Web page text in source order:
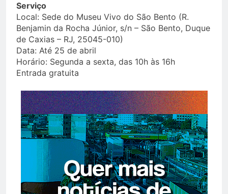
Serviço
Local: Sede do Museu Vivo do São Bento (R.
Benjamin da Rocha Júnior, s/n – São Bento, Duque
de Caxias – RJ, 25045-010)
Data: Até 25 de abril
Horário: Segunda a sexta, das 10h às 16h
Entrada gratuita